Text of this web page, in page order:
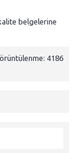
belgelerine
4186